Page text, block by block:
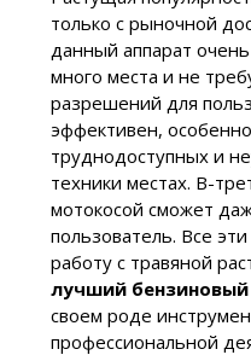
только с рыночной
данный аппарат
много места и не
разрешений для
эффективен,
труднодоступных и
техники местах. В-
мотокосой сможет
пользователь. Все
работу с травяной
лучший
своем роде
профессиональной